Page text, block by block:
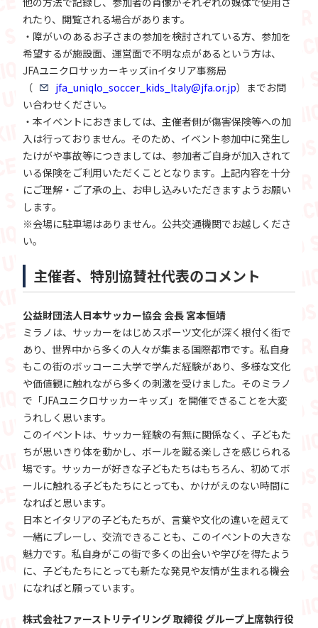
れたり、閲覧される場合があります。
・障がいのあるお子さまの参加を検討されている方、参加を
希望するが施設面、運営面で不明な点があるという方は、
JFAユニクロサッカーキッズinイタリア事務局
（
jfa_uniqlo_soccer_kids_Italy@jfa.or.jp）までお問
い合わせください。
・本イベントにおきましては、主催者側が傷害保険等への加
入は行っておりません。そのため、イベント参加中に発生し
たけがや事故等につきましては、参加者ご自身が加入されて
いる保険をご利用いただくこととなります。上記内容を十分
にご理解・ご了承の上、お申し込みいただきますようお願い
します。
※会場に駐車場はありません。公共交通機関でお越しくださ
い。
主催者、特別協賛社代表のコメント
公益財団法人日本サッカー協会 会長 宮本恒靖
ミラノは、サッカーをはじめスポーツ文化が深く根付く街で
あり、世界中から多くの人々が集まる国際都市です。私自身
もこの街のボッコーニ大学で学んだ経験があり、多様な文化
や価値観に触れながら多くの刺激を受けました。そのミラノ
で「JFAユニクロサッカーキッズ」を開催できることを大変
うれしく思います。
このイベントは、サッカー経験の有無に関係なく、子どもた
ちが思いきり体を動かし、ボールを蹴る楽しさを感じられる
場です。サッカーが好きな子どもたちはもちろん、初めてボ
ールに触れる子どもたちにとっても、かけがえのない時間に
なればと思います。
日本とイタリアの子どもたちが、言葉や文化の違いを超えて
一緒にプレーし、交流できることも、このイベントの大きな
魅力です。私自身がこの街で多くの出会いや学びを得たよう
に、子どもたちにとっても新たな発見や友情が生まれる機会
になればと願っています。
株式会社ファーストリテイリング 取締役 グループ上席執行役